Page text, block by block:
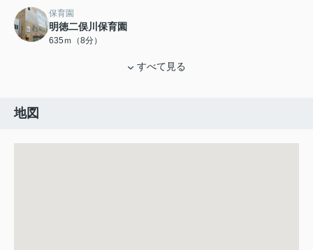
保育園
明徳二俣川保育園
635ｍ（8分）
すべて見る
地図